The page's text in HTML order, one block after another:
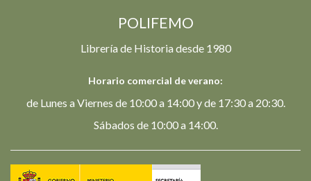
POLIFEMO
Librería de Historia desde 1980
Horario comercial de verano:
de Lunes a Viernes de 10:00 a 14:00 y de 17:30 a 20:30.
Sábados de 10:00 a 14:00.